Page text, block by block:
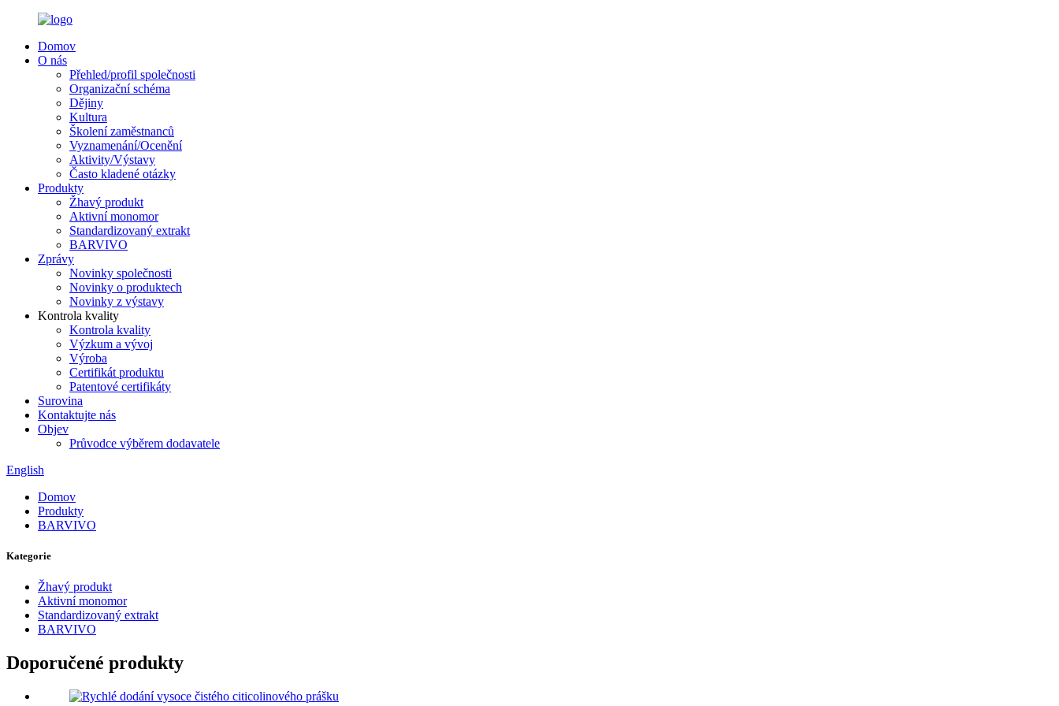
Domov
O nás
Přehled/profil společnosti
Organizační schéma
Dějiny
Kultura
Školení zaměstnanců
Vyznamenání/Ocenění
Aktivity/Výstavy
Často kladené otázky
Produkty
Žhavý produkt
Aktivní monomor
Standardizovaný extrakt
BARVIVO
Zprávy
Novinky společnosti
Novinky o produktech
Novinky z výstavy
Kontrola kvality
Kontrola kvality
Výzkum a vývoj
Výroba
Certifikát produktu
Patentové certifikáty
Surovina
Kontaktujte nás
Objev
Průvodce výběrem dodavatele
English
Domov
Produkty
BARVIVO
Kategorie
Žhavý produkt
Aktivní monomor
Standardizovaný extrakt
BARVIVO
Doporučené produkty